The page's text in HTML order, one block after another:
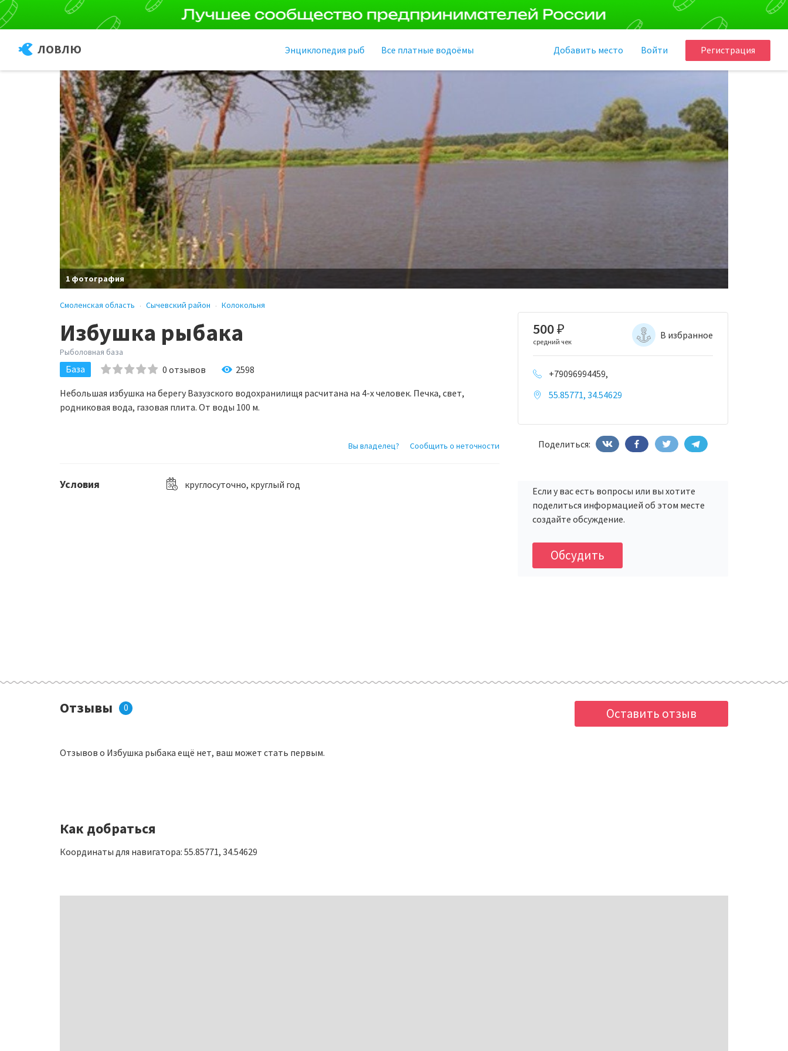
ЛОВЛЮ Регистрация
Войти
Добавить место
Энциклопедия рыб Все платные водоёмы
1 фотография
Смоленская область Сычевский район Колокольня
Избушка рыбака
Рыболовная база
База 0 отзывов
2598
Небольшая избушка на берегу Вазузского водохранилищя расчитана на 4-х человек. Печка, свет,
родниковая вода, газовая плита. От воды 100 м.
Вы владелец? Сообщить о неточности
Условия круглосуточно, круглый год
500₽
средний чек
В избранное
+79096994459,
55.85771, 34.54629
Поделиться:
Если у вас есть вопросы или вы хотите
поделиться информацией об этом месте
создайте обсуждение.
Обсудить
Отзывы 0
Отзывов о Избушка рыбака ещё нет, ваш может стать первым.
Оставить отзыв
Как добраться
Координаты для навигатора: 55.85771, 34.54629